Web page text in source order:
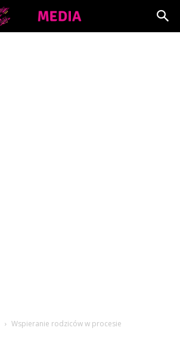
Wspieranie rodziców w procesie